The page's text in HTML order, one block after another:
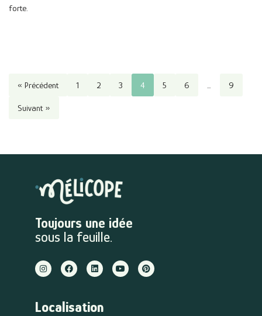
forte.
« Précédent 1 2 3 4 5 6 9
Suivant »
Toujours une idée
sous la feuille.
Localisation